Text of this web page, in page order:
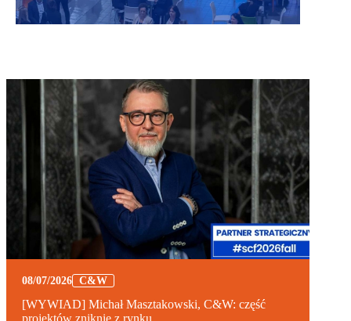
08/07/2026 C&W
[WYWIAD] Michał Masztakowski, C&W: część